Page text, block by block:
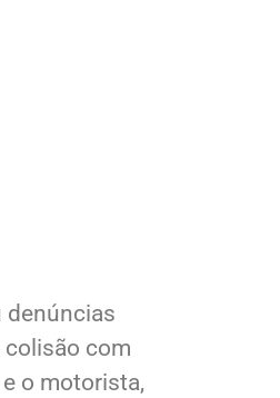
denúncias
colisão com
o motorista,